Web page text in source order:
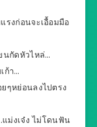
รงก่อนจะเอื้อมมือ
นกัดหัวไหล่…
ก้า…
ๆหย่อนลงไปตรง
ม่งเจ๋ง ไม่โดนฟัน